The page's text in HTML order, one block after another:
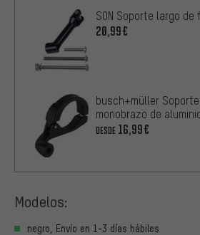
SON Soporte largo de
20,99€
busch+müller
monobrazo de
DESDE 16,99€
Modelos:
negro, Envío en 1-3 días hábiles